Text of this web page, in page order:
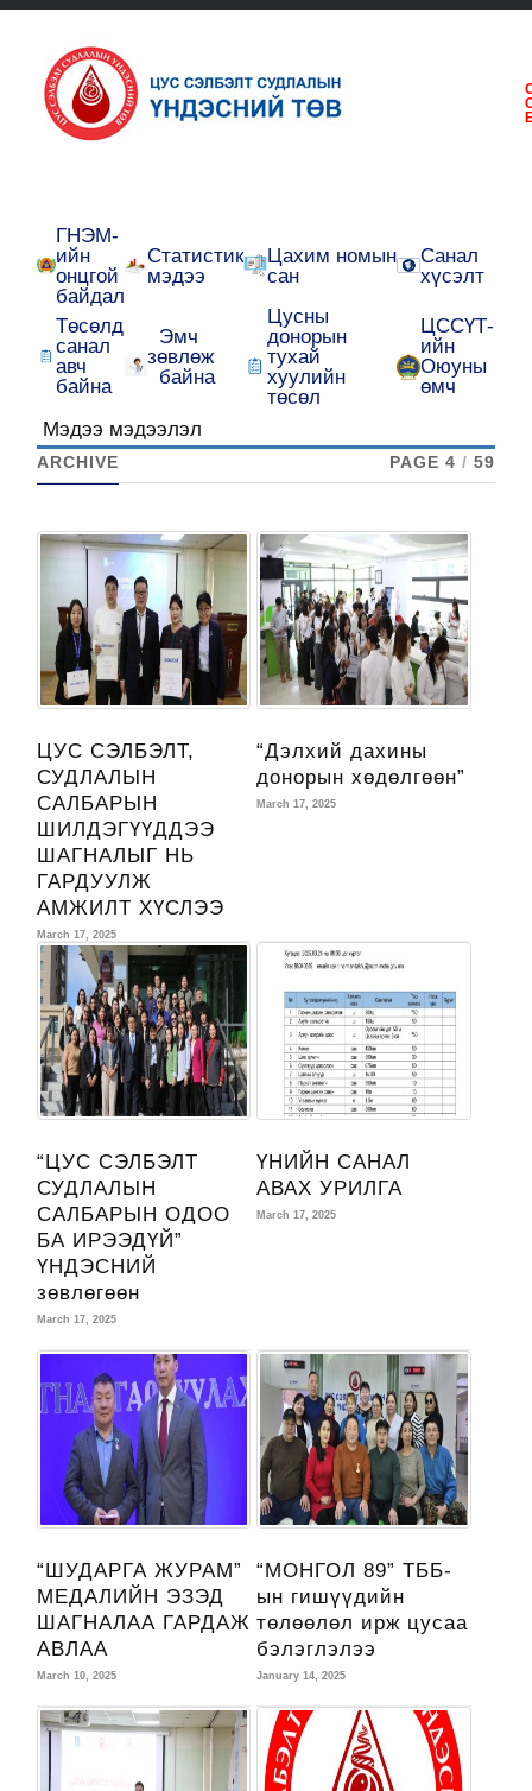
ГНЭМ-
ийн
онцгой
байдал
Статистик
мэдээ
Цахим номын
сан
Санал
хүсэлт
Төсөлд
санал
авч
байна
Эмч
зөвлөж
байна
Цусны
донорын
тухай
хуулийн
төсөл
ЦССҮТ-
ийн
Оюуны
өмч
Мэдээ мэдээлэл
ARCHIVE PAGE 4 / 59
ЦУС СЭЛБЭЛТ,
СУДЛАЛЫН
САЛБАРЫН
ШИЛДЭГҮҮДДЭЭ
ШАГНАЛЫГ НЬ
ГАРДУУЛЖ
АМЖИЛТ ХҮСЛЭЭ
March 17, 2025
“Дэлхий дахины
донорын хөдөлгөөн”
March 17, 2025
“ЦУС СЭЛБЭЛТ
СУДЛАЛЫН
САЛБАРЫН ОДОО
БА ИРЭЭДҮЙ”
ҮНДЭСНИЙ
зөвлөгөөн
March 17, 2025
ҮНИЙН САНАЛ
АВАХ УРИЛГА
March 17, 2025
“ШУДАРГА ЖУРАМ”
МЕДАЛИЙН ЭЗЭД
ШАГНАЛАА ГАРДАЖ
АВЛАА
March 10, 2025
“МОНГОЛ 89” ТББ-
ын гишүүдийн
төлөөлөл ирж цусаа
бэлэглэлээ
January 14, 2025